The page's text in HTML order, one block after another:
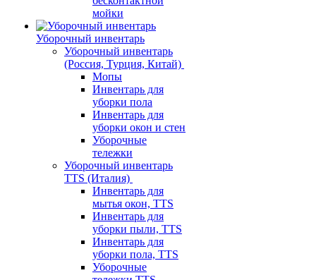
мойки
Уборочный инвентарь
Уборочный инвентарь
(Россия, Турция, Китай)
Мопы
Инвентарь для
уборки пола
Инвентарь для
уборки окон и стен
Уборочные
тележки
Уборочный инвентарь
TTS (Италия)
Инвентарь для
мытья окон, TTS
Инвентарь для
уборки пыли, TTS
Инвентарь для
уборки пола, TTS
Уборочные